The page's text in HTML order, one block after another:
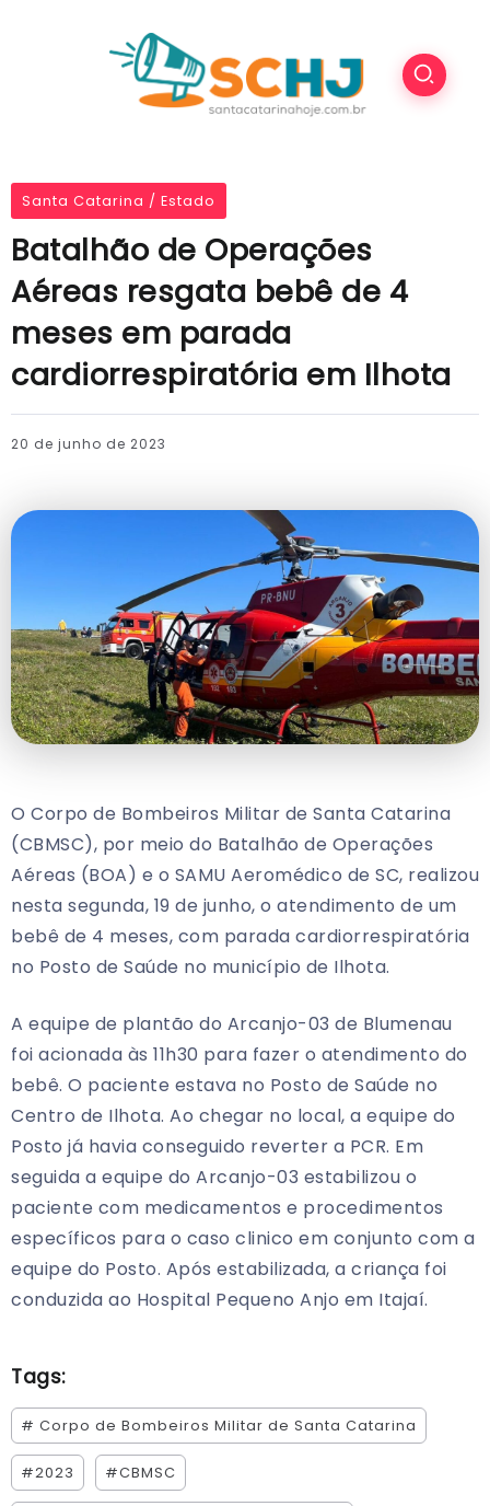
Santa Catarina / Estado
Batalhão de Operações
Aéreas resgata bebê de 4
meses em parada
cardiorrespiratória em Ilhota
20 de junho de 2023
O Corpo de Bombeiros Militar de Santa Catarina
(CBMSC), por meio do Batalhão de Operações
Aéreas (BOA) e o SAMU Aeromédico de SC, realizou
nesta segunda, 19 de junho, o atendimento de um
bebê de 4 meses, com parada cardiorrespiratória
no Posto de Saúde no município de Ilhota.
A equipe de plantão do Arcanjo-03 de Blumenau
foi acionada às 11h30 para fazer o atendimento do
bebê. O paciente estava no Posto de Saúde no
Centro de Ilhota. Ao chegar no local, a equipe do
Posto já havia conseguido reverter a PCR. Em
seguida a equipe do Arcanjo-03 estabilizou o
paciente com medicamentos e procedimentos
específicos para o caso clinico em conjunto com a
equipe do Posto. Após estabilizada, a criança foi
conduzida ao Hospital Pequeno Anjo em Itajaí.
Tags:
# Corpo de Bombeiros Militar de Santa Catarina
#2023 #CBMSC